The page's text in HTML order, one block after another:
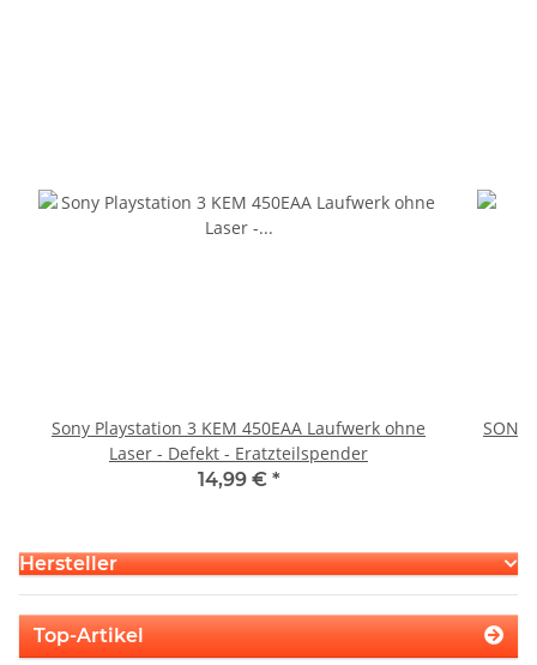
Sony Playstation 3 KEM 450EAA Laufwerk ohne
Laser - Defekt - Eratzteilspender
14,99 € *
Hersteller
Top-Artikel